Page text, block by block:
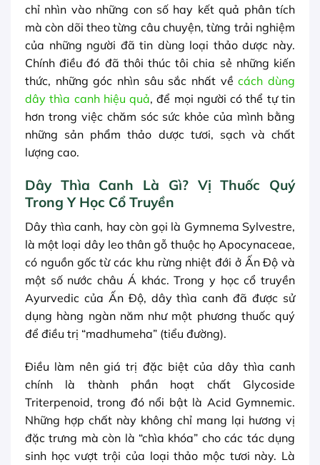
chỉ nhìn vào những con số hay kết quả phân tích
mà còn dõi theo từng câu chuyện, từng trải nghiệm
của những người đã tin dùng loại thảo dược này.
Chính điều đó đã thôi thúc tôi chia sẻ những kiến
thức, những góc nhìn sâu sắc nhất vềcách dùng
dây thìa canh hiệu quả, để mọi người có thể tự tin
hơn trong việc chăm sóc sức khỏe của mình bằng
những sản phẩm thảo dược tươi, sạch và chất
lượng cao.
Dây Thìa Canh Là Gì? Vị Thuốc Quý
Trong Y Học Cổ Truyền
Dây thìa canh, hay còn gọi là Gymnema Sylvestre,
là một loại dây leo thân gỗ thuộc họ Apocynaceae,
có nguồn gốc từ các khu rừng nhiệt đới ở Ấn Độ và
một số nước châu Á khác. Trong y học cổ truyền
Ayurvedic của Ấn Độ, dây thìa canh đã được sử
dụng hàng ngàn năm như một phương thuốc quý
để điều trị “madhumeha” (tiểu đường).
Điều làm nên giá trị đặc biệt của dây thìa canh
chính là thành phần hoạt chất Glycoside
Triterpenoid, trong đó nổi bật là Acid Gymnemic.
Những hợp chất này không chỉ mang lại hương vị
đặc trưng mà còn là “chìa khóa” cho các tác dụng
sinh học vượt trội của loại thảo mộc tươi này. Là